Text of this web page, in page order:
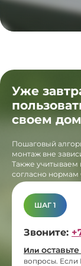
Уже
своем
Пошаговый
монтаж вне
Также учитываем
согласно
ШАГ 1
Звоните:
Или
вопросы. Если